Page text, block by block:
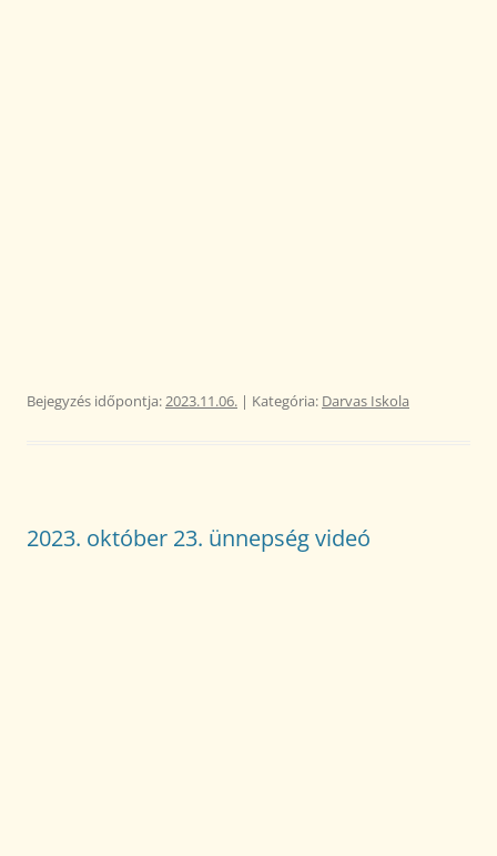
Bejegyzés időpontja:2023.11.06. | Kategória: Darvas Iskola
2023. október 23. ünnepség videó